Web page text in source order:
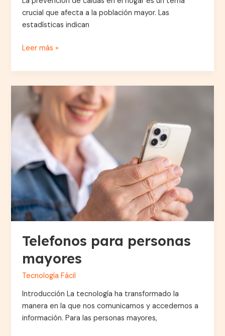
crucial que afecta a la población mayor. Las
estadísticas indican
Leer más »
Telefonos para personas
mayores
Tecnología Fácil
Introducción La tecnología ha transformado la
manera en la que nos comunicamos y accedemos a
información. Para las personas mayores,
Telefonos
personas
mayores